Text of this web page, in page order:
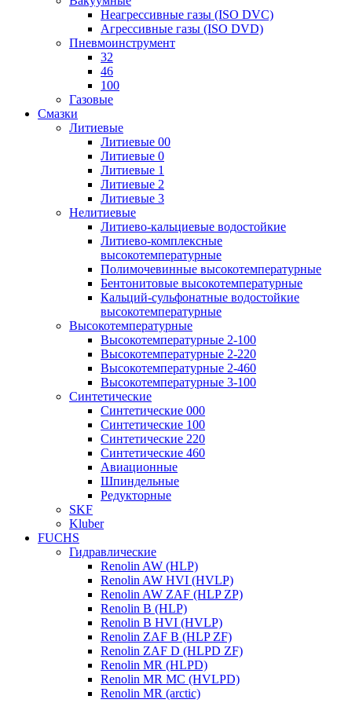
Неагрессивные газы (ISO DVC)
Агрессивные газы (ISO DVD)
Пневмоинструмент
32
46
100
Газовые
Смазки
Литиевые
Литиевые 00
Литиевые 0
Литиевые 1
Литиевые 2
Литиевые 3
Нелитиевые
Литиево-кальциевые водостойкие
Литиево-комплексные
высокотемпературные
Полимочевинные высокотемпературные
Бентонитовые высокотемпературные
Кальций-сульфонатные водостойкие
высокотемпературные
Высокотемпературные
Высокотемпературные 2-100
Высокотемпературные 2-220
Высокотемпературные 2-460
Высокотемпературные 3-100
Синтетические
Синтетические 000
Синтетические 100
Синтетические 220
Синтетические 460
Авиационные
Шпиндельные
Редукторные
SKF
Kluber
FUCHS
Гидравлические
Renolin AW (HLP)
Renolin AW HVI (HVLP)
Renolin AW ZAF (HLP ZP)
Renolin B (HLP)
Renolin B HVI (HVLP)
Renolin ZAF B (HLP ZF)
Renolin ZAF D (HLPD ZF)
Renolin MR (HLPD)
Renolin MR MC (HVLPD)
Renolin MR (arctic)